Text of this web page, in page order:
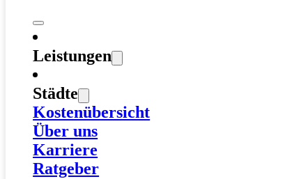
Leistungen
Städte
Kostenübersicht
Über uns
Karriere
Ratgeber